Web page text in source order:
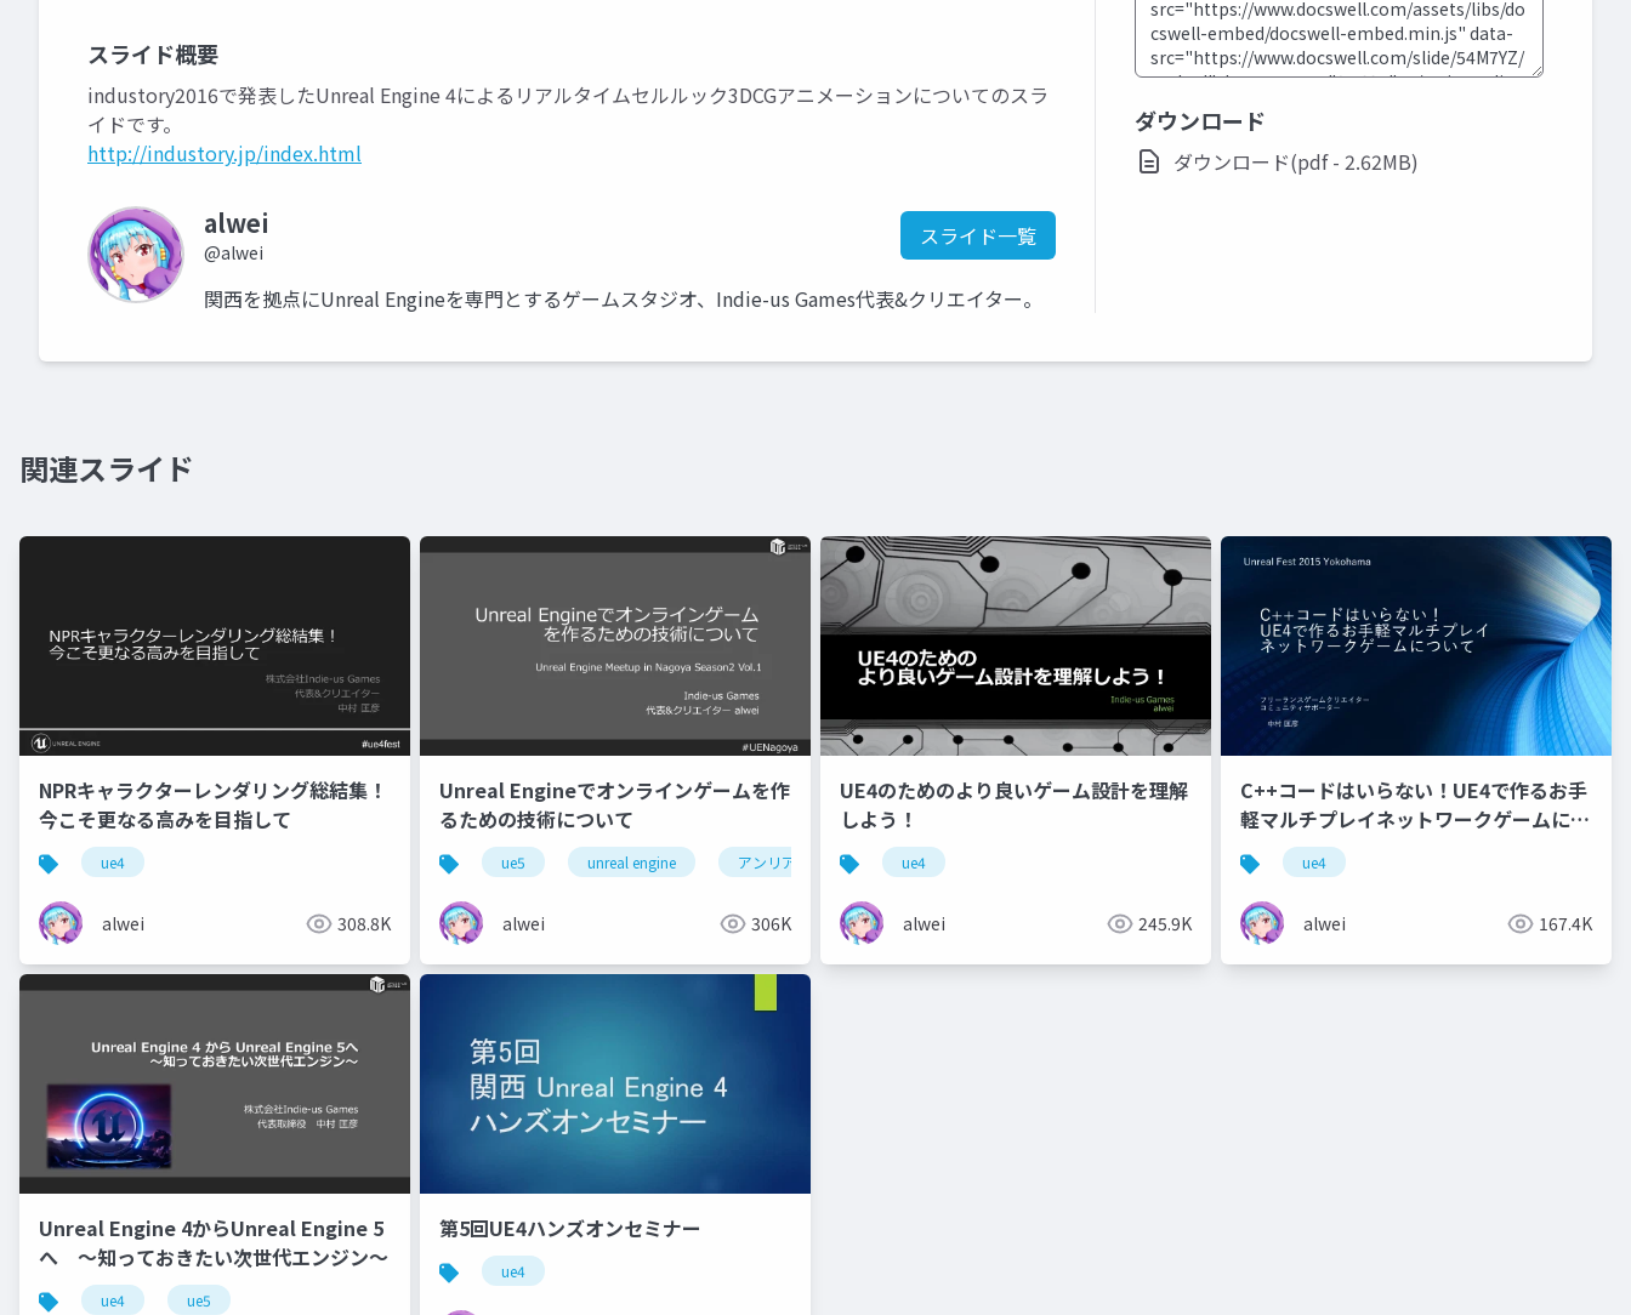
スライド概要
industory2016で発表したUnreal Engine 4によるリアルタイムセルルック3DCGアニメーションについてのスラ
イドです。
http://industory.jp/index.html
alwei
@alwei
スライド一覧
関西を拠点にUnreal Engineを専門とするゲームスタジオ、Indie-us Games代表&クリエイター。
ダウンロード
ダウンロード(pdf - 2.62MB)
関連スライド
NPRキャラクターレンダリング総結集！
今こそ更なる高みを目指して
ue4
alwei 308.8K
Unreal Engineでオンラインゲームを作
るための技術について
ue5 unreal engine アンリアルエンジン
alwei 306K
UE4のためのより良いゲーム設計を理解
しよう！
ue4
alwei 245.9K
C++コードはいらない！UE4で作るお手
軽マルチプレイネットワークゲームにつ
いて
ue4
alwei 167.4K
Unreal Engine 4からUnreal Engine 5
へ ～知っておきたい次世代エンジン～
ue4 ue5
第5回UE4ハンズオンセミナー
ue4